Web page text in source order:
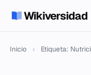
Wikiversidad
Inicio › Etiqueta: